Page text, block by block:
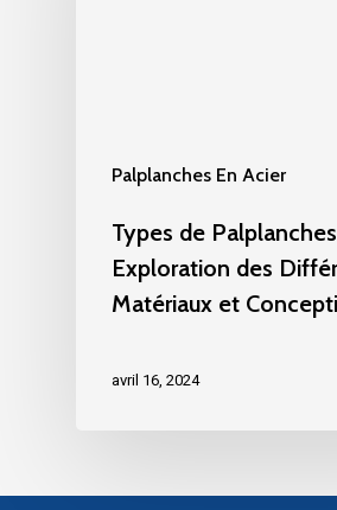
Palplanches En Acier
Types de
Exploration des
Matériaux et
avril 16, 2024